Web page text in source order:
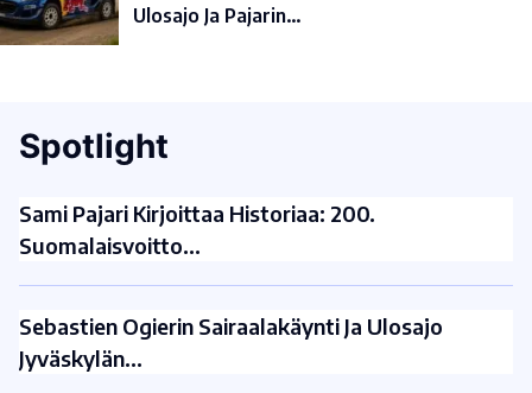
Ulosajo Ja Pajarin…
Spotlight
Sami Pajari Kirjoittaa Historiaa: 200.
Suomalaisvoitto…
Sebastien Ogierin Sairaalakäynti Ja Ulosajo
Jyväskylän…